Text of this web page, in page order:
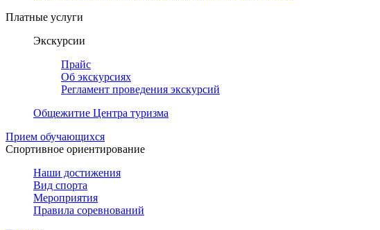
Платные услуги
Экскурсии
Прайс
Об экскурсиях
Регламент проведения экскурсий
Общежитие Центра туризма
Прием обучающихся
Спортивное ориентирование
Наши достижения
Вид спорта
Мероприятия
Правила соревнований